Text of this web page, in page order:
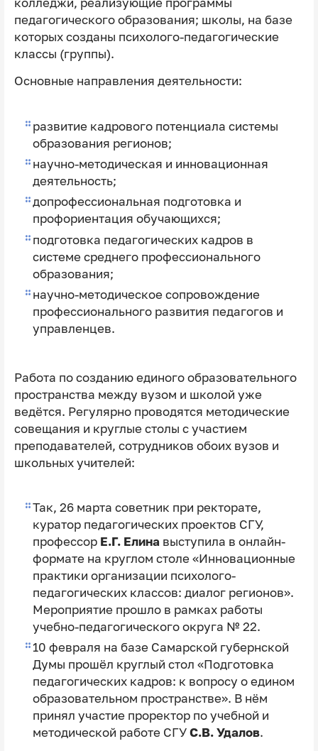
педагогического образования; школы, на базе
которых созданы психолого-педагогические
классы (группы).
Основные направления деятельности:
развитие кадрового потенциала системы
образования регионов;
научно-методическая и инновационная
деятельность;
допрофессиональная подготовка и
профориентация обучающихся;
подготовка педагогических кадров в
системе среднего профессионального
образования;
научно-методическое сопровождение
профессионального развития педагогов и
управленцев.
Работа по созданию единого образовательного
пространства между вузом и школой уже
ведётся. Регулярно проводятся методические
совещания и круглые столы с участием
преподавателей, сотрудников обоих вузов и
школьных учителей:
Так, 26 марта советник при ректорате,
куратор педагогических проектов СГУ,
профессор Е.Г. Елинавыступила в онлайн-
формате на круглом столе «Инновационные
практики организации психолого-
педагогических классов: диалог регионов».
Мероприятие прошло в рамках работы
учебно-педагогического округа № 22.
10 февраля на базе Самарской губернской
Думы прошёл круглый стол «Подготовка
педагогических кадров: к вопросу о едином
образовательном пространстве». В нём
принял участие проректор по учебной и
методической работе СГУ С.В. Удалов.